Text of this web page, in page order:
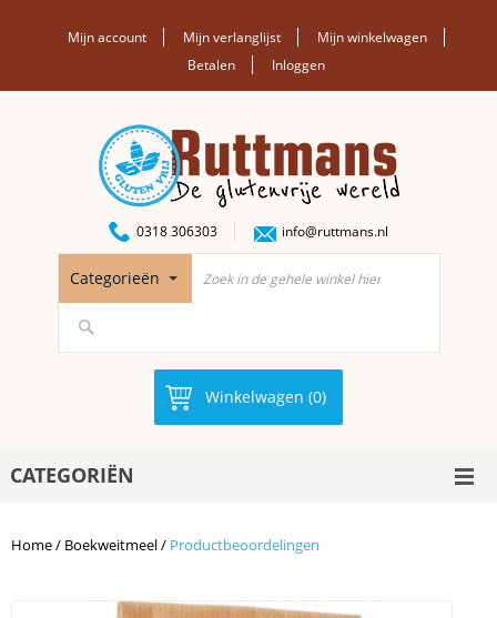
Mijn account Mijn verlanglijst
Mijn winkelwagen
Betalen
Inloggen
0318 306303 info@ruttmans.nl
Categorieën
Winkelwagen (0)
CATEGORIËN
Home/ Boekweitmeel/ Productbeoordelingen